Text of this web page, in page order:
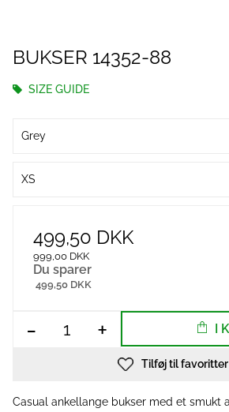
BUKSER 14352-88
SIZE GUIDE
Grey
XS
499,50 DKK
999,00 DKK
Du sparer
499,50 DKK
- + I
Tilføj til favoritter
Casual ankellange bukser med et smukt